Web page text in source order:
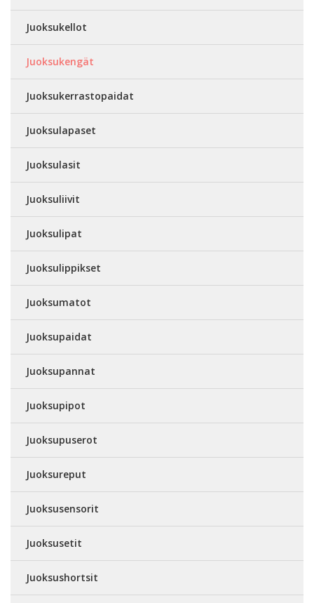
Juoksukellot
Juoksukengät
Juoksukerrastopaidat
Juoksulapaset
Juoksulasit
Juoksuliivit
Juoksulipat
Juoksulippikset
Juoksumatot
Juoksupaidat
Juoksupannat
Juoksupipot
Juoksupuserot
Juoksureput
Juoksusensorit
Juoksusetit
Juoksushortsit